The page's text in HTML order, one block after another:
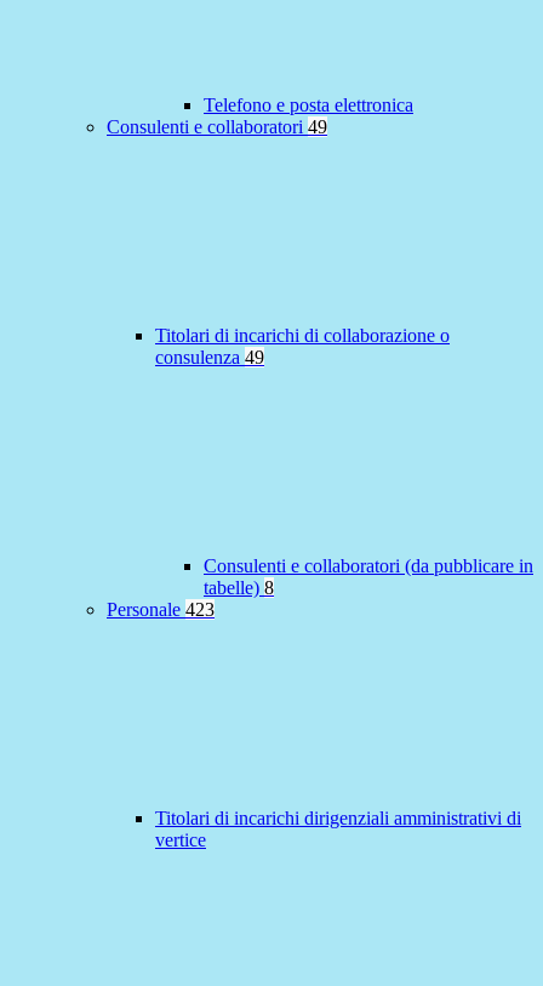
Telefono e posta elettronica
Consulenti e collaboratori 49
Titolari di incarichi di collaborazione o
consulenza 49
Consulenti e collaboratori (da pubblicare in
tabelle) 8
Personale 423
Titolari di incarichi dirigenziali amministrativi di
vertice